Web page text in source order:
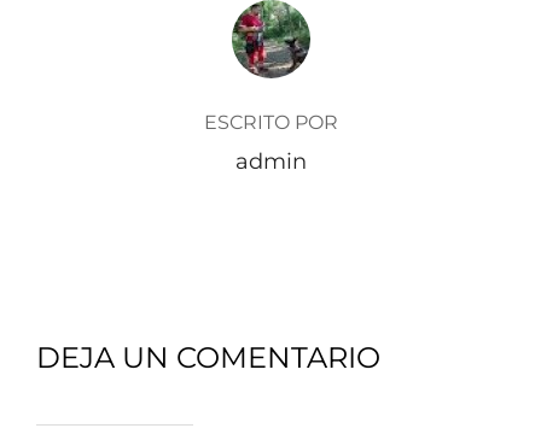
AUTOR DE LA ENTRADA
ESCRITO POR
admin
DEJA UN COMENTARIO